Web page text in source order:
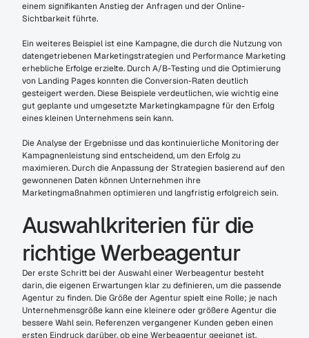
einem signifikanten Anstieg der Anfragen und der Online-
Sichtbarkeit führte.
Ein weiteres Beispiel ist eine Kampagne, die durch die Nutzung von
datengetriebenen Marketingstrategien und Performance Marketing
erhebliche Erfolge erzielte. Durch A/B-Testing und die Optimierung
von Landing Pages konnten die Conversion-Raten deutlich
gesteigert werden. Diese Beispiele verdeutlichen, wie wichtig eine
gut geplante und umgesetzte Marketingkampagne für den Erfolg
eines kleinen Unternehmens sein kann.
Die Analyse der Ergebnisse und das kontinuierliche Monitoring der
Kampagnenleistung sind entscheidend, um den Erfolg zu
maximieren. Durch die Anpassung der Strategien basierend auf den
gewonnenen Daten können Unternehmen ihre
Marketingmaßnahmen optimieren und langfristig erfolgreich sein.
Auswahlkriterien für die
richtige Werbeagentur
Der erste Schritt bei der Auswahl einer Werbeagentur besteht
darin, die eigenen Erwartungen klar zu definieren, um die passende
Agentur zu finden. Die Größe der Agentur spielt eine Rolle; je nach
Unternehmensgröße kann eine kleinere oder größere Agentur die
bessere Wahl sein. Referenzen vergangener Kunden geben einen
ersten Eindruck darüber, ob eine Werbeagentur geeignet ist.